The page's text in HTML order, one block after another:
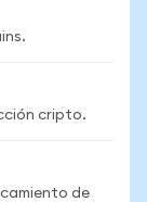
cripto.
de